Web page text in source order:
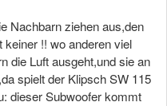
Nachbarn ziehen aus,den
!! wo anderen viel
die Luft ausgeht,und sie an
spielt der Klipsch SW 115
dieser Subwoofer kommt